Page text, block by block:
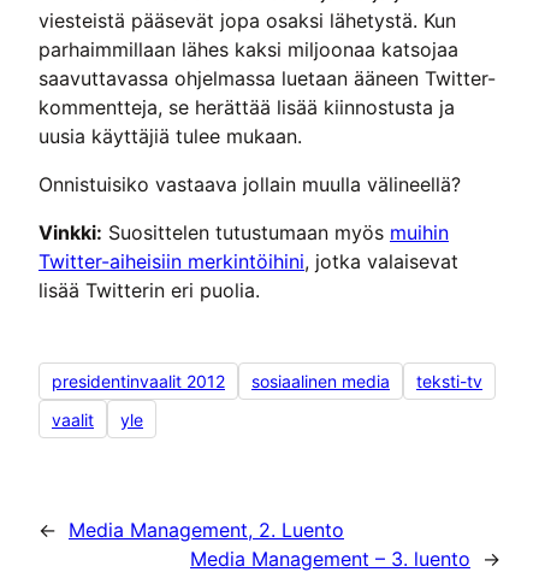
viesteistä pääsevät jopa osaksi lähetystä. Kun
parhaimmillaan lähes kaksi miljoonaa katsojaa
saavuttavassa ohjelmassa luetaan ääneen Twitter-
kommentteja, se herättää lisää kiinnostusta ja
uusia käyttäjiä tulee mukaan.
Onnistuisiko vastaava jollain muulla välineellä?
Vinkki: Suosittelen tutustumaan myös muihin
Twitter-aiheisiin merkintöihini, jotka valaisevat
lisää Twitterin eri puolia.
presidentinvaalit 2012 sosiaalinen media
teksti-tv
vaalit
yle
← Media Management, 2. Luento
Media Management – 3. luento
→